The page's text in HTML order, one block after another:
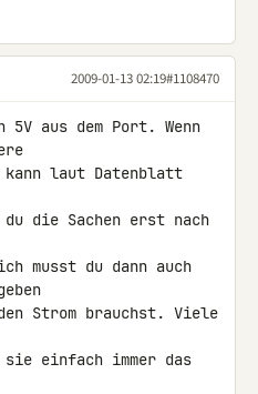
2009-01-13 02:19#1108470
aus dem Port. Wenn
kann laut Datenblatt
die Sachen erst nach
musst du dann auch
Strom brauchst. Viele
einfach immer das